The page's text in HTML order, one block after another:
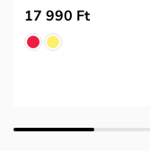
17 990 Ft